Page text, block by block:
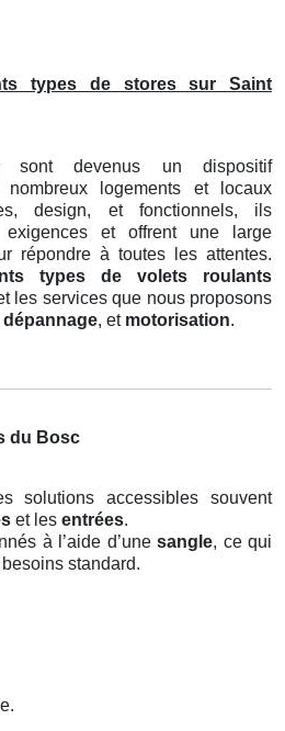
types de stores sur Saint
sont devenus un dispositif
logements et locaux
design, et fonctionnels, ils
exigences et offrent une large
répondre à toutes les attentes.
types de volets roulants
les services que nous proposons
dépannage, et motorisation.
du Bosc
solutions accessibles souvent
et les entrées.
à l’aide d’unesangle, ce qui
standard.